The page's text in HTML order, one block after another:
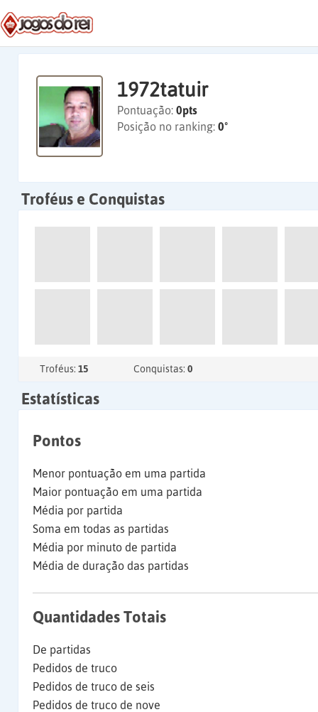
1972tatuir
Pontuação: 0pts
Posição no ranking: 0º
Troféus e Conquistas
Troféus: 15 Conquistas: 0
Estatísticas
Pontos
Menor pontuação em uma partida
Maior pontuação em uma partida
Média por partida
Soma em todas as partidas
Média por minuto de partida
Média de duração das partidas
Quantidades Totais
De partidas
Pedidos de truco
Pedidos de truco de seis
Pedidos de truco de nove